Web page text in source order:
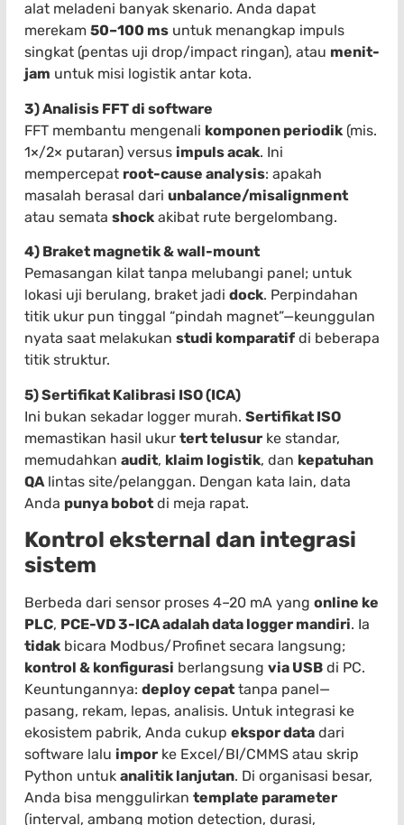
alat meladeni banyak skenario. Anda dapat
merekam 50–100 ms untuk menangkap impuls
singkat (pentas uji drop/impact ringan), atau menit-
jam untuk misi logistik antar kota.
3) Analisis FFT di software
FFT membantu mengenali komponen periodik (mis.
1×/2× putaran) versus impuls acak. Ini
mempercepat root-cause analysis: apakah
masalah berasal dari unbalance/misalignment
atau semata shock akibat rute bergelombang.
4) Braket magnetik & wall-mount
Pemasangan kilat tanpa melubangi panel; untuk
lokasi uji berulang, braket jadi dock. Perpindahan
titik ukur pun tinggal “pindah magnet”—keunggulan
nyata saat melakukan studi komparatif di beberapa
titik struktur.
5) Sertifikat Kalibrasi ISO (ICA)
Ini bukan sekadar logger murah. Sertifikat ISO
memastikan hasil ukur tert telusur ke standar,
memudahkan audit, klaim logistik, dan kepatuhan
QA lintas site/pelanggan. Dengan kata lain, data
Anda punya bobot di meja rapat.
Kontrol eksternal dan integrasi
sistem
Berbeda dari sensor proses 4–20 mA yang online ke
PLC, PCE-VD 3-ICA adalah data logger mandiri. Ia
tidak bicara Modbus/Profinet secara langsung;
kontrol & konfigurasi berlangsung via USB di PC.
Keuntungannya: deploy cepat tanpa panel—
pasang, rekam, lepas, analisis. Untuk integrasi ke
ekosistem pabrik, Anda cukup ekspor data dari
software lalu impor ke Excel/BI/CMMS atau skrip
Python untuk analitik lanjutan. Di organisasi besar,
Anda bisa menggulirkan template parameter
(interval, ambang motion detection, durasi,